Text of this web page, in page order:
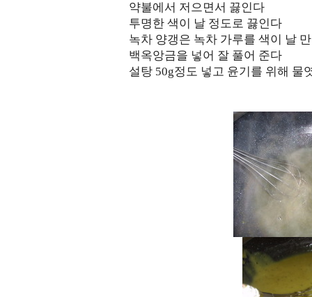
약불에서 저으면서 끓인다
투명한 색이 날 정도로 끓인다
녹차 양갱은 녹차 가루를 색이 날
백옥앙금을 넣어 잘 풀어 준다
설탕 50g정도 넣고 윤기를 위해 물